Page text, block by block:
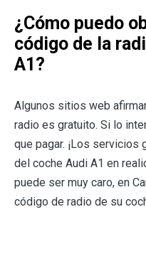
¿Cómo puedo
código de la
A1?
Algunos sitios web
radio es gratuito. Si lo
que pagar. ¡Los servicios
del coche Audi A1 en
puede ser muy caro, en
código de radio de su